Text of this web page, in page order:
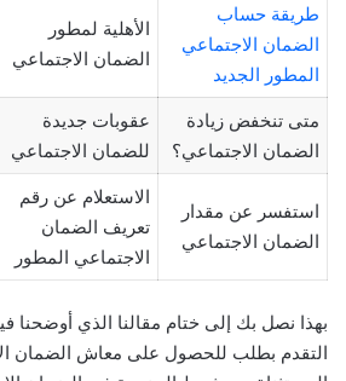
طريقة حساب
الضمان الاجتماعي
المطور الجديد
الأهلية لمطور
الضمان الاجتماعي
متى تنخفض زيادة
الضمان الاجتماعي؟
عقوبات جديدة
للضمان الاجتماعي
استفسر عن مقدار
الضمان الاجتماعي
الاستعلام عن رقم
تعريف الضمان
الاجتماعي المطور
بهذا نصل بك إلى ختام مقالنا الذي أوضحنا
التقدم بطلب للحصول على معاش الضمان